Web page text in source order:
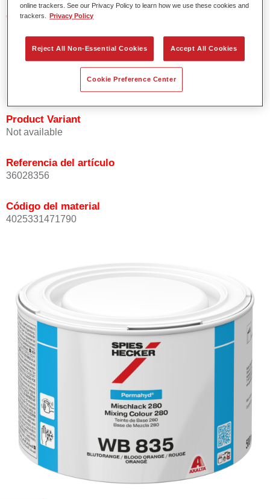
Características del producto
Elevada precisión del color.
Se puede recubrir con barniz HS de la gama Permasolid.
Product Variant
Not available
Referencia del artículo
36028356
Código del material
4025331471790
online trackers. See our Privacy Policy to learn how we use these cookies and
trackers.
Privacy Policy
Reject All Non-Essential Cookies Accept All Cookies
Cookie Preference Center